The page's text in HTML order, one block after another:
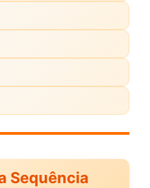
Sequência